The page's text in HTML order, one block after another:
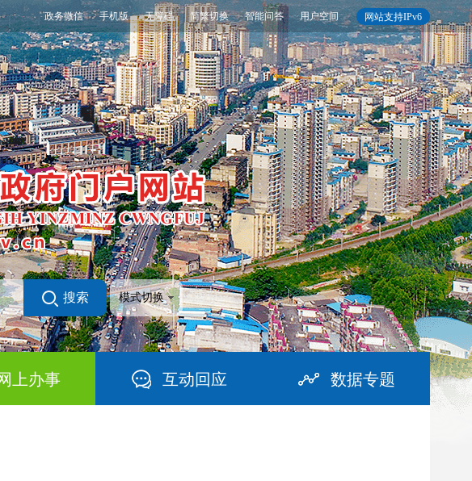
网站支持IPv6
政务微信 手机版 无障碍 简繁切换 智能问答 用户空间
搜索 模式切换
上办事 互动回应 数据专题